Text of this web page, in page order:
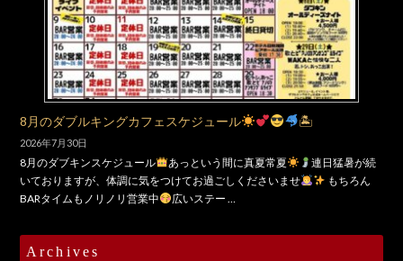
8月のダブルキングカフェスケジュール 🏝
2026年7月30日
8月のダブキンスケジュール あっという間に真夏常夏
連日猛暑が続
いておりますが、体調に気をつけてお過ごしくださいませ
もちろん
BARタイムもノリノリ営業中
広いステー …
Archives